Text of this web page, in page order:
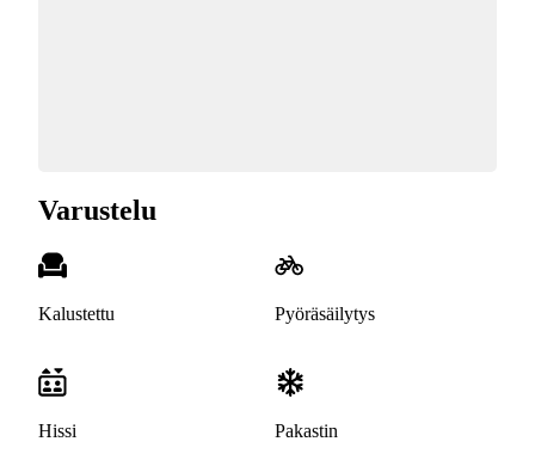
Varustelu
Kalustettu Pyöräsäilytys
Hissi Pakastin